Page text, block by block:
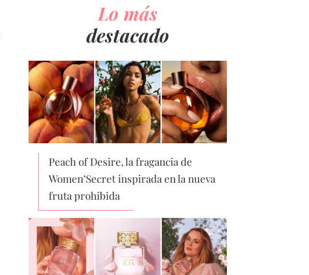
Lo más
destacado
Peach of Desire, la fragancia de
Women’Secret inspirada en la nueva
fruta prohibida